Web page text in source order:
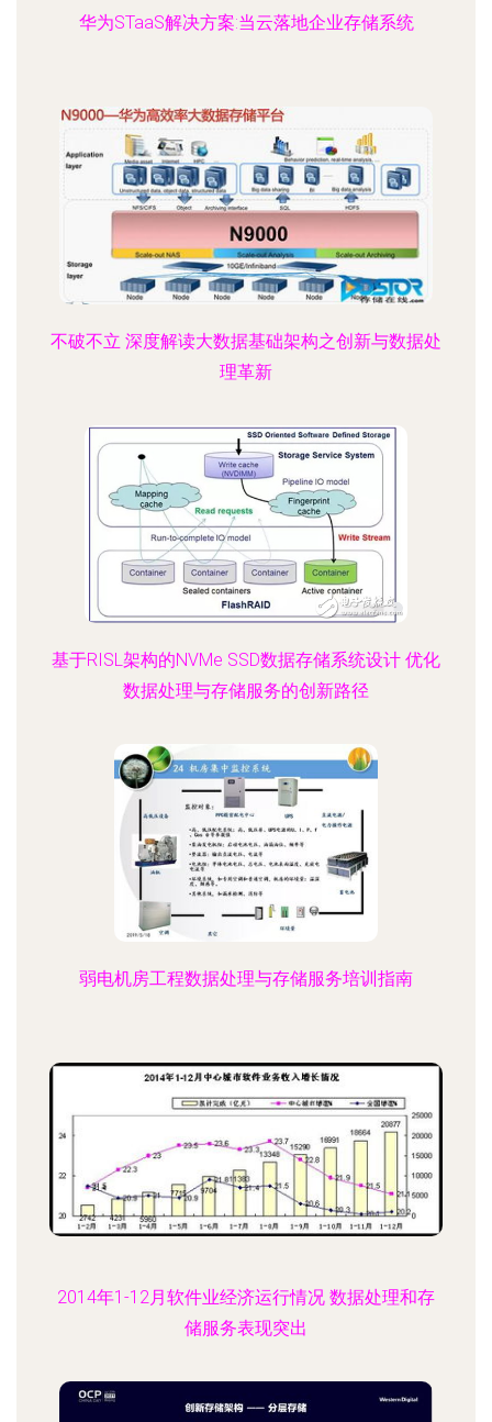
华为STaaS解决方案:当云落地企业存储系统
不破不立 深度解读大数据基础架构之创新与数据处
理革新
基于RISL架构的NVMe SSD数据存储系统设计 优化
数据处理与存储服务的创新路径
弱电机房工程数据处理与存储服务培训指南
2014年1-12月软件业经济运行情况 数据处理和存
储服务表现突出